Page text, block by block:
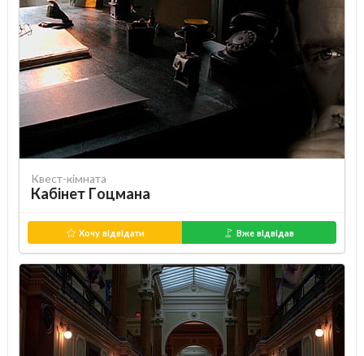
Квест-кімната
Кабінет Гоцмана
Хочу відвідати Вже відвідав